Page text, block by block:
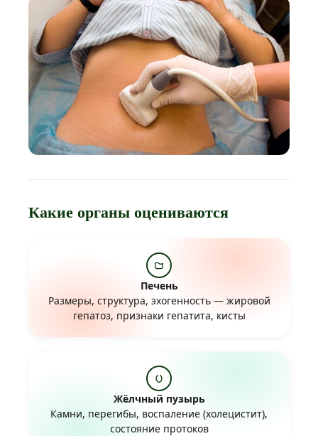
Какие органы оцениваются
Печень
Размеры, структура, эхогенность — жировой
гепатоз, признаки гепатита, кисты
Жёлчный пузырь
Камни, перегибы, воспаление (холецистит),
состояние протоков